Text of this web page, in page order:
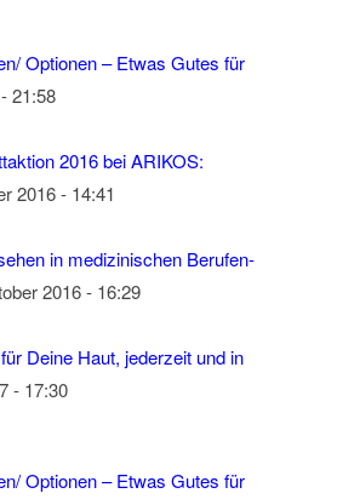
Optionen – Etwas Gutes für
21:58
2016 bei ARIKOS:
2016 - 14:41
in medizinischen Berufen-
2016 - 16:29
Deine Haut, jederzeit und in
- 17:30
Optionen – Etwas Gutes für